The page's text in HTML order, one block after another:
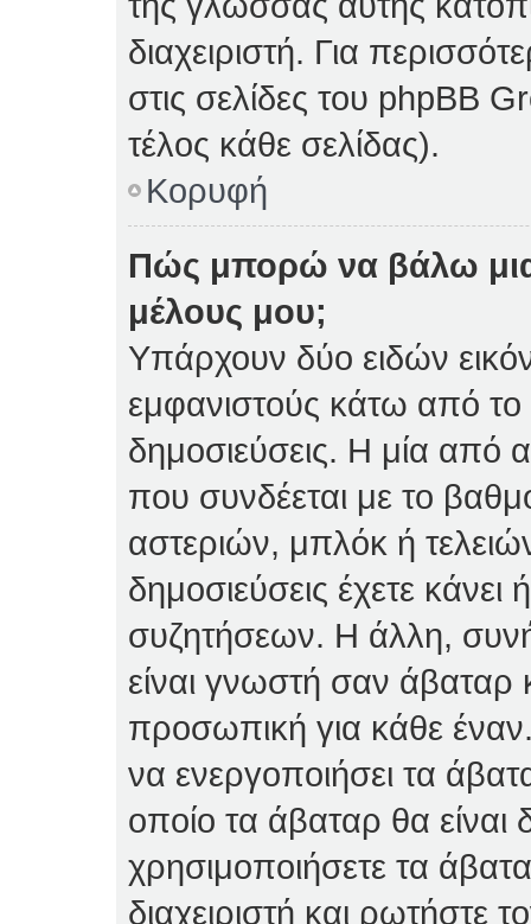
διαχειριστή. Για
στις σελίδες του phpBB
τέλος κάθε σελίδας).
Κορυφή
Πώς μπορώ να βάλω
μέλους μου;
Υπάρχουν δύο ειδών
εμφανιστούς κάτω από
δημοσιεύσεις. Η μία από
που συνδέεται με το
αστεριών, μπλόκ ή
δημοσιεύσεις έχετε
συζητήσεων. Η άλλη,
είναι γνωστή σαν άβαταρ
προσωπική για κάθε έναν.
να ενεργοποιήσει τα
οποίο τα άβαταρ θα είναι
χρησιμοποιήσετε τα
διαχειριστή και ρωτήστε